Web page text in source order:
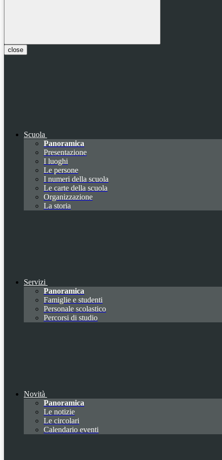
close
Scuola
Panoramica
Presentazione
I luoghi
Le persone
I numeri della scuola
Le carte della scuola
Organizzazione
La storia
Servizi
Panoramica
Famiglie e studenti
Personale scolastico
Percorsi di studio
Novità
Panoramica
Le notizie
Le circolari
Calendario eventi